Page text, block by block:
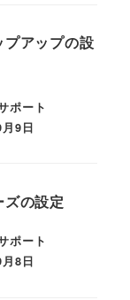
アップの設
ポート
9日
の設定
ポート
8日